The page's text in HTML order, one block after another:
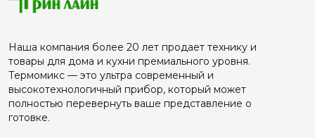
Наша компания более 20 лет продает технику и
товары для дома и кухни премиального уровня.
Термомикс — это ультра современный и
высокотехнологичный прибор, который может
полностью перевернуть ваше представление о
готовке.